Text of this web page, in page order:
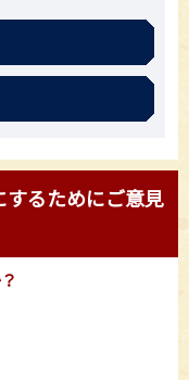
するためにご意見